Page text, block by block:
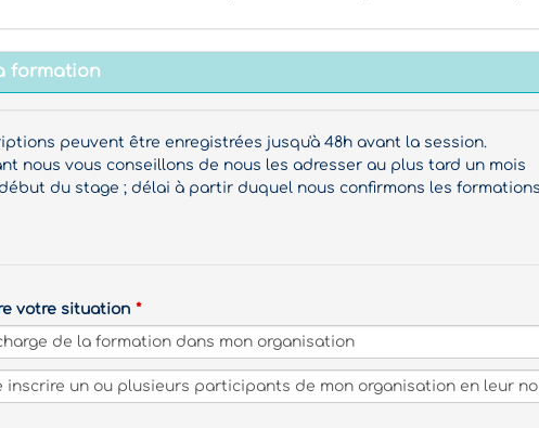
formation
peuvent être enregistrées jusqu'à 48h avant la session.
nous vous conseillons de nous les adresser au plus tard un mois
du stage ; délai à partir duquel nous confirmons les
votre situation